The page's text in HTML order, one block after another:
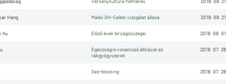
Hang Malév GH-Celebi vizsgálat állása 2018. 08. 21
Előző évek bírságösszegei 2018. 08. 01
Egészségre vonatkozó állítások és
rákgyógyszerek
2018. 07. 26
Geo-blocking 2018. 07. 26